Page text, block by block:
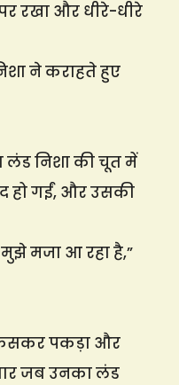
रखा और धीरे-धीरे
ने कराहते हुए
लंड निशा की चूत में
हो गईं, और उसकी
मजा आ रहा है,”
पकड़ा और
जब उनका लंड